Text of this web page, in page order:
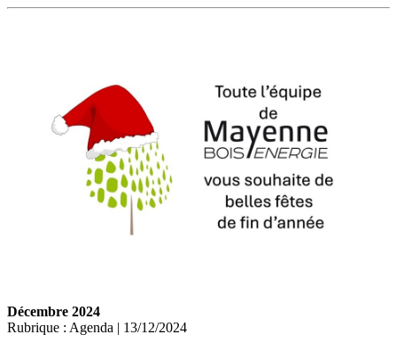
Décembre 2024
Rubrique : Agenda | 13/12/2024